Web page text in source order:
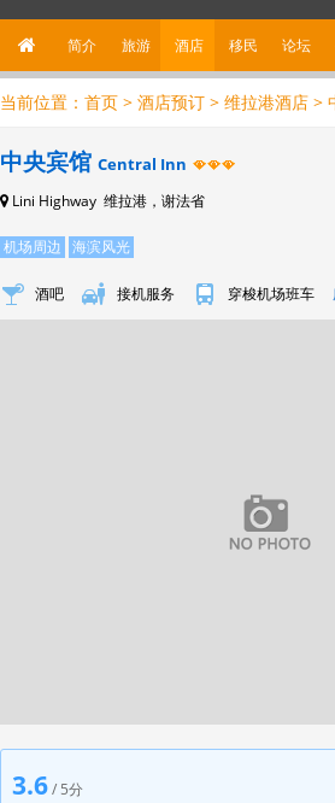
简介 旅游 酒店 移民 论坛
当前位置： 首页 > 酒店预订 > 维拉港酒店 >
中央宾馆 Central Inn
Lini Highway 维拉港，谢法省
机场周边 海滨风光
酒吧 接机服务 穿梭机场班车
3.6/ 5分